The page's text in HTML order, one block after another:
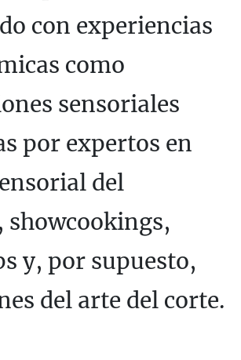
con experiencias
como
sensoriales
por expertos en
del
showcookings,
y, por supuesto,
del arte del corte.